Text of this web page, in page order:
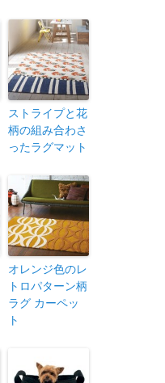
ストライプと花
柄の組み合わさ
ったラグマット
オレンジ色のレ
トロパターン柄
ラグ カーペッ
ト